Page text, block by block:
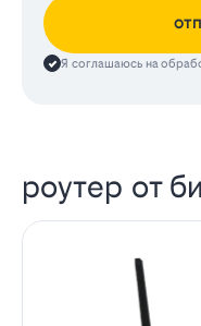
Я соглашаюсь на
роутер от